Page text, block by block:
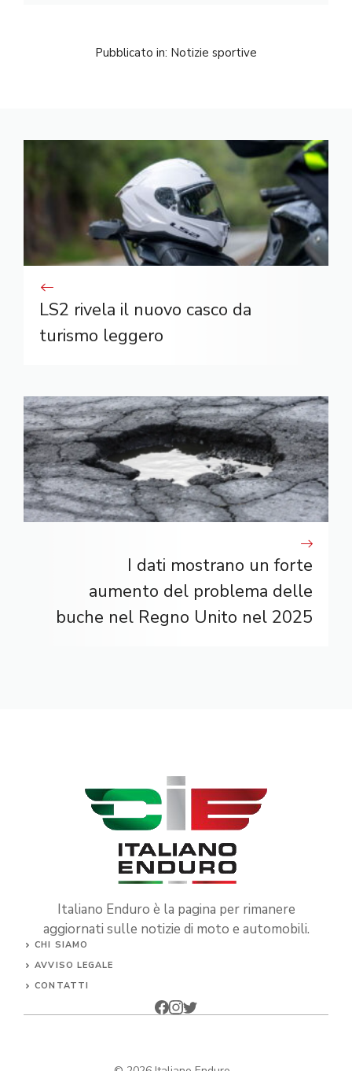
Pubblicato in: Notizie sportive
LS2 rivela il nuovo casco da
turismo leggero
I dati mostrano un forte
aumento del problema delle
buche nel Regno Unito nel 2025
Italiano Enduro è la pagina per rimanere
aggiornati sulle notizie di moto e automobili.
CHI SIAMO
AVVISO LEGALE
CONTATTI